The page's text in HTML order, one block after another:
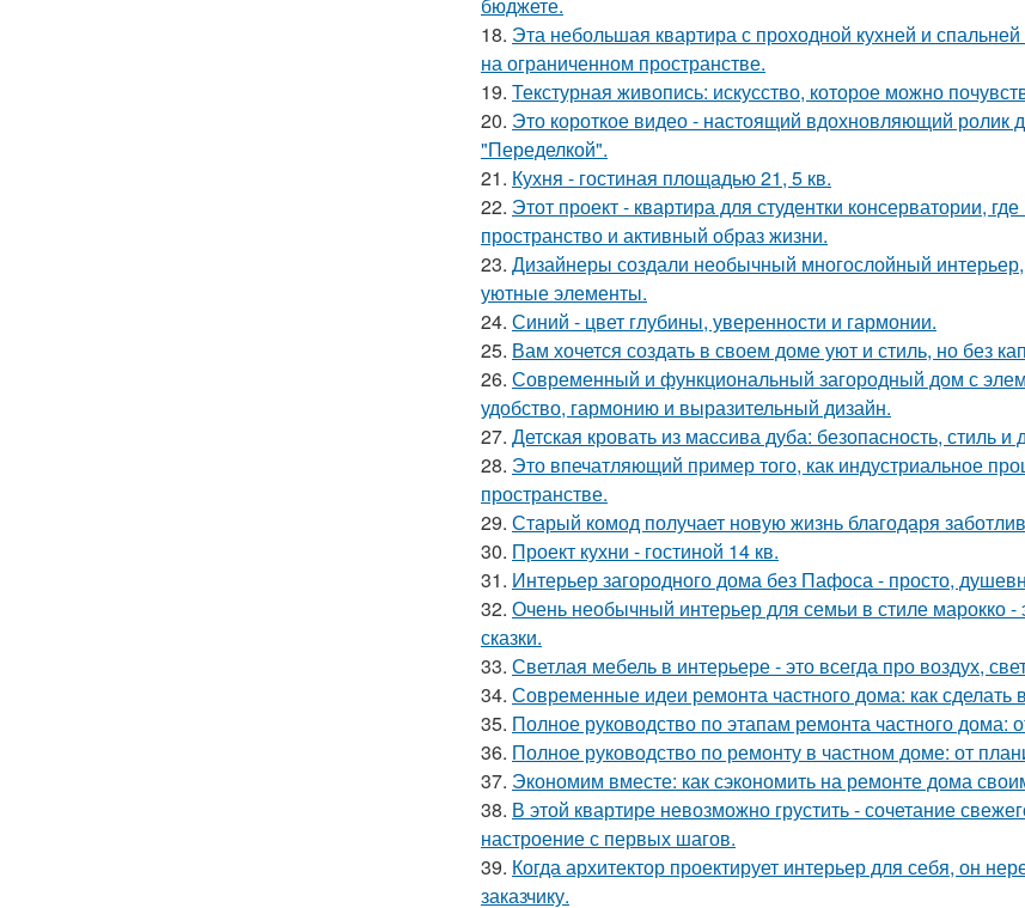
18. Эта небольшая квартира с проходной кухней и
на ограниченном пространстве.
19. Текстурная живопись: искусство, которое можно
20. Это короткое видео - настоящий вдохновляющий ролик
"Переделкой".
21. Кухня - гостиная площадью 21, 5 кв.
22. Этот проект - квартира для студентки консерватории,
пространство и активный образ жизни.
23. Дизайнеры создали необычный многослойный интерьер,
уютные элементы.
24. Синий - цвет глубины, уверенности и гармонии.
25. Вам хочется создать в своем доме уют и стиль, но без
26. Современный и функциональный загородный дом с
удобство, гармонию и выразительный дизайн.
27. Детская кровать из массива дуба: безопасность, стиль и
28. Это впечатляющий пример того, как индустриальное
пространстве.
29. Старый комод получает новую жизнь благодаря
30. Проект кухни - гостиной 14 кв.
31. Интерьер загородного дома без Пафоса - просто,
32. Очень необычный интерьер для семьи в стиле марокко
сказки.
33. Светлая мебель в интерьере - это всегда про воздух,
34. Современные идеи ремонта частного дома: как
35. Полное руководство по этапам ремонта частного дома:
36. Полное руководство по ремонту в частном доме: от
37. Экономим вместе: как сэкономить на ремонте дома
38. В этой квартире невозможно грустить - сочетание
настроение с первых шагов.
39. Когда архитектор проектирует интерьер для себя, он
заказчику.